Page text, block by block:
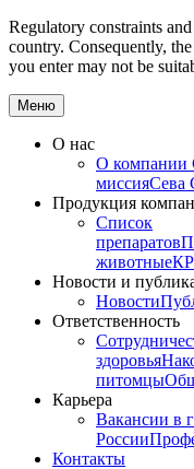
Regulatory constraints
country. Consequently,
you enter may not be
Меню
О нас
О компании
миссияСева
Продукция
Список
препаратов
животные
Новости и
Новости
Ответственность
здоровья
питомцы
Карьера
Вакансии в
России
Контакты